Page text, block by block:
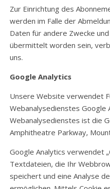
Zur Einrichtung des
werden im Falle der
Daten für andere Zwecke
übermittelt worden sein,
uns.
Google Analytics
Unsere Website verwendet
Webanalysedienstes Google
Webanalysedienstes ist die
Amphitheatre Parkway,
Google Analytics verwendet
Textdateien, die Ihr
speichert und eine Analyse